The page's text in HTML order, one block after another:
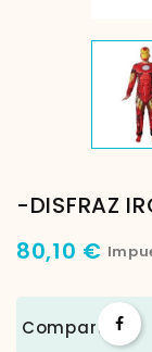
-DISFRAZ
80,10 €
Compartir